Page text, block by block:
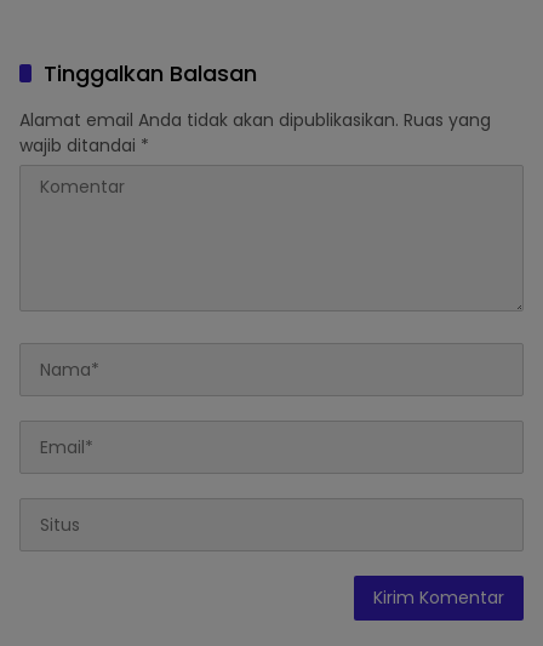
Tinggalkan Balasan
Alamat email Anda tidak akan dipublikasikan. Ruas yang
wajib ditandai *